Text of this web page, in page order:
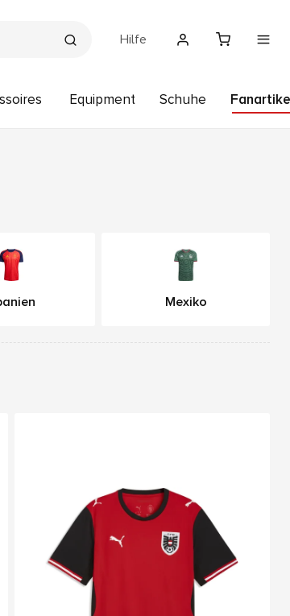
Hilfe
Equipment Schuhe
Mexiko